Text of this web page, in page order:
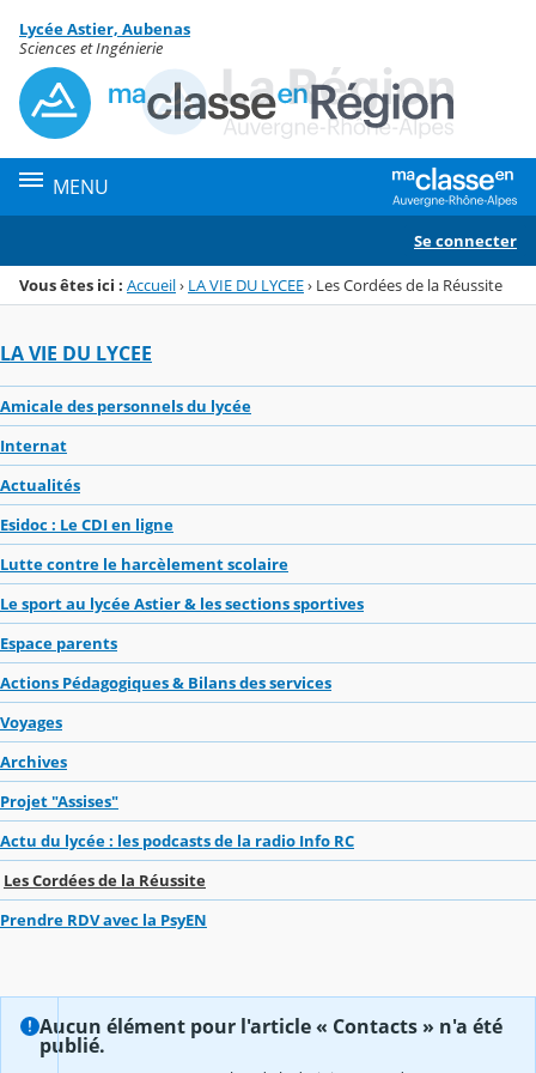
Menu de la rubrique
Contenu
Lycée Astier, Aubenas
Sciences et Ingénierie
MENU
Se connecter
Vous êtes ici : Accueil› LA VIE DU LYCEE› Les Cordées de la Réussite
LA VIE DU LYCEE
Amicale des personnels du lycée
Internat
Actualités
Esidoc : Le CDI en ligne
Lutte contre le harcèlement scolaire
Le sport au lycée Astier & les sections sportives
Espace parents
Actions Pédagogiques & Bilans des services
Voyages
Archives
Projet "Assises"
Actu du lycée : les podcasts de la radio Info RC
Les Cordées de la Réussite
Prendre RDV avec la PsyEN
Aucun élément pour l'article « Contacts » n'a été
publié.